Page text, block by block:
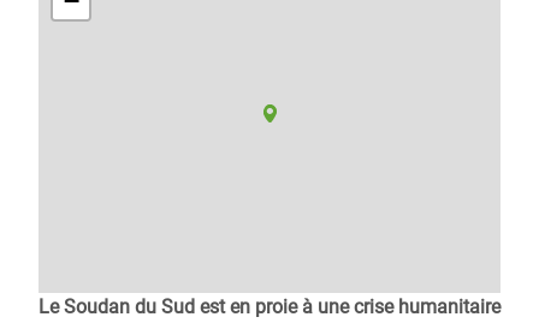
Le Soudan du Sud est en proie à une crise humanitaire